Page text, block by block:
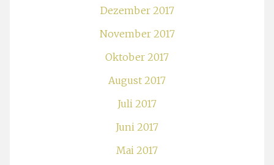
Dezember 2017
November 2017
Oktober 2017
August 2017
Juli 2017
Juni 2017
Mai 2017